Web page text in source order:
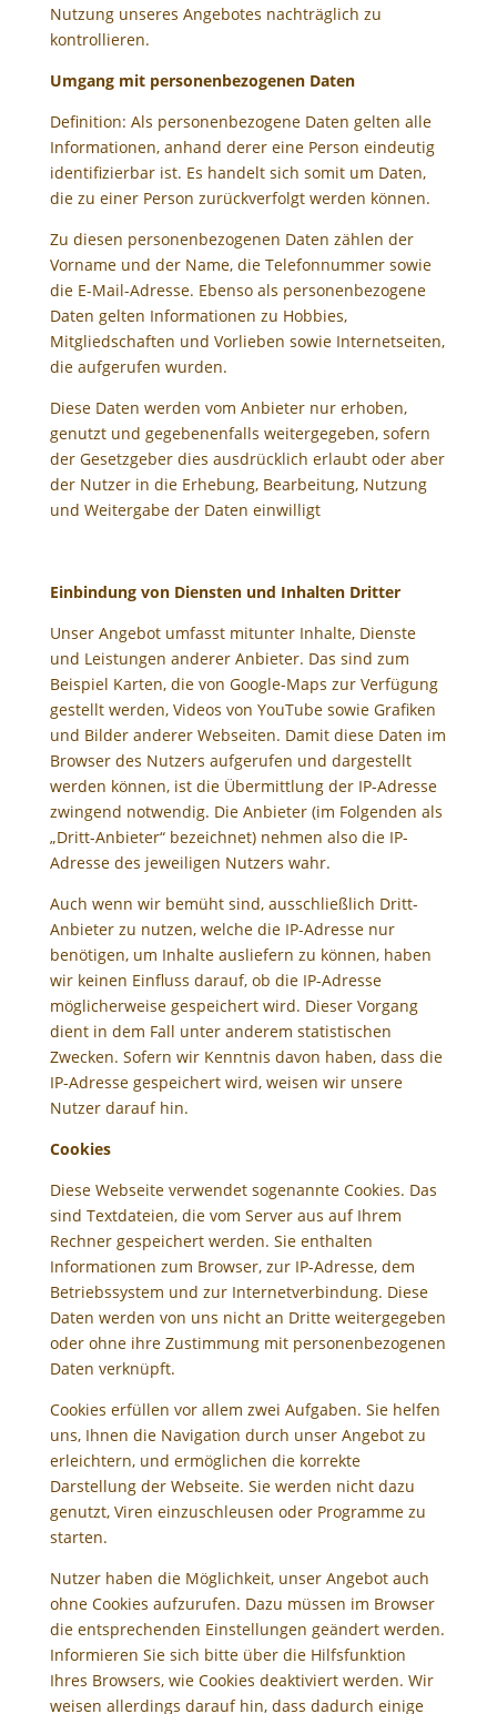
Nutzung unseres Angebotes nachträglich zu
kontrollieren.
Umgang mit personenbezogenen Daten
Definition: Als personenbezogene Daten gelten alle
Informationen, anhand derer eine Person eindeutig
identifizierbar ist. Es handelt sich somit um Daten,
die zu einer Person zurückverfolgt werden können.
Zu diesen personenbezogenen Daten zählen der
Vorname und der Name, die Telefonnummer sowie
die E-Mail-Adresse. Ebenso als personenbezogene
Daten gelten Informationen zu Hobbies,
Mitgliedschaften und Vorlieben sowie Internetseiten,
die aufgerufen wurden.
Diese Daten werden vom Anbieter nur erhoben,
genutzt und gegebenenfalls weitergegeben, sofern
der Gesetzgeber dies ausdrücklich erlaubt oder aber
der Nutzer in die Erhebung, Bearbeitung, Nutzung
und Weitergabe der Daten einwilligt
Einbindung von Diensten und Inhalten Dritter
Unser Angebot umfasst mitunter Inhalte, Dienste
und Leistungen anderer Anbieter. Das sind zum
Beispiel Karten, die von Google-Maps zur Verfügung
gestellt werden, Videos von YouTube sowie Grafiken
und Bilder anderer Webseiten. Damit diese Daten im
Browser des Nutzers aufgerufen und dargestellt
werden können, ist die Übermittlung der IP-Adresse
zwingend notwendig. Die Anbieter (im Folgenden als
„Dritt-Anbieter“ bezeichnet) nehmen also die IP-
Adresse des jeweiligen Nutzers wahr.
Auch wenn wir bemüht sind, ausschließlich Dritt-
Anbieter zu nutzen, welche die IP-Adresse nur
benötigen, um Inhalte ausliefern zu können, haben
wir keinen Einfluss darauf, ob die IP-Adresse
möglicherweise gespeichert wird. Dieser Vorgang
dient in dem Fall unter anderem statistischen
Zwecken. Sofern wir Kenntnis davon haben, dass die
IP-Adresse gespeichert wird, weisen wir unsere
Nutzer darauf hin.
Cookies
Diese Webseite verwendet sogenannte Cookies. Das
sind Textdateien, die vom Server aus auf Ihrem
Rechner gespeichert werden. Sie enthalten
Informationen zum Browser, zur IP-Adresse, dem
Betriebssystem und zur Internetverbindung. Diese
Daten werden von uns nicht an Dritte weitergegeben
oder ohne ihre Zustimmung mit personenbezogenen
Daten verknüpft.
Cookies erfüllen vor allem zwei Aufgaben. Sie helfen
uns, Ihnen die Navigation durch unser Angebot zu
erleichtern, und ermöglichen die korrekte
Darstellung der Webseite. Sie werden nicht dazu
genutzt, Viren einzuschleusen oder Programme zu
starten.
Nutzer haben die Möglichkeit, unser Angebot auch
ohne Cookies aufzurufen. Dazu müssen im Browser
die entsprechenden Einstellungen geändert werden.
Informieren Sie sich bitte über die Hilfsfunktion
Ihres Browsers, wie Cookies deaktiviert werden. Wir
weisen allerdings darauf hin, dass dadurch einige